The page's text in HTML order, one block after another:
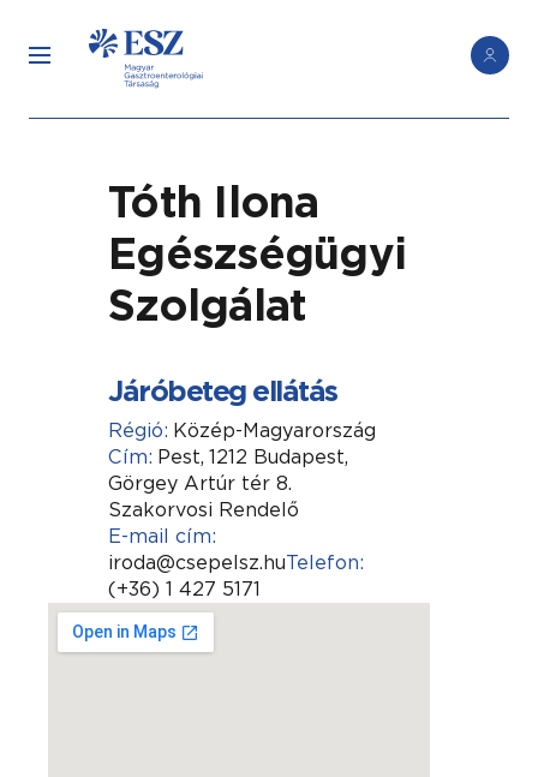
Tóth Ilona
Egészségügyi
Szolgálat
Járóbeteg ellátás
Régió: Közép-Magyarország
Cím: Pest, 1212 Budapest,
Görgey Artúr tér 8.
Szakorvosi Rendelő
E-mail cím:
iroda@csepelsz.huTelefon:
(+36) 1 427 5171